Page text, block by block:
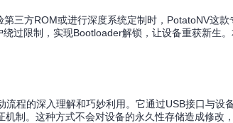
三方ROM或进行深度系统定制时，PotatoNV这
过限制，实现Bootloader解锁，让设备重获新生
程的深入理解和巧妙利用。它通过USB接口与设
制。这种方式不会对设备的永久性存储造成修改